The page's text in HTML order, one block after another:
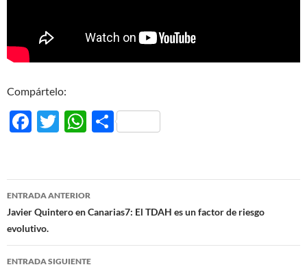
Compártelo:
F
b
o
o
k
T
er
W
s
A
p
C
p
ar
r
Navegación
de
entradas
ENTRADA ANTERIOR
Javier Quintero en Canarias7: El TDAH es un factor de riesgo
evolutivo.
ENTRADA SIGUIENTE